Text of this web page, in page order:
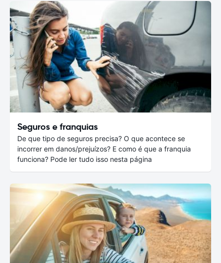
Seguros e franquias
De que tipo de seguros precisa? O que acontece se
incorrer em danos/prejuízos? E como é que a franquia
funciona? Pode ler tudo isso nesta página